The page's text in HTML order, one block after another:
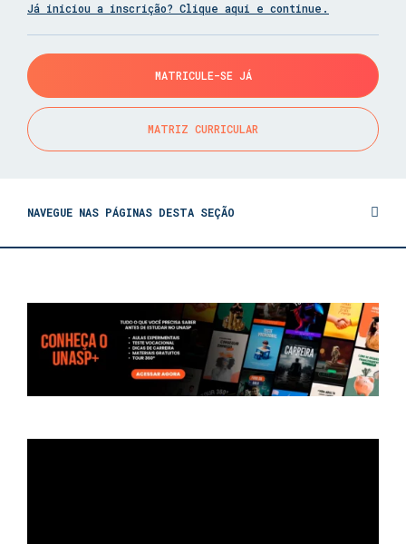
Já iniciou a inscrição? Clique aqui e continue.
MATRICULE-SE JÁ
MATRIZ CURRICULAR
NAVEGUE NAS PÁGINAS DESTA SEÇÃO